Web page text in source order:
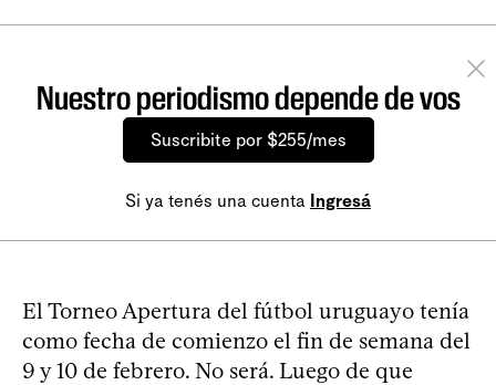
Nuestro periodismo depende de vos
Suscribite por $255/mes
Si ya tenés una cuenta Ingresá
El Torneo Apertura del fútbol uruguayo tenía
como fecha de comienzo el fin de semana del
9 y 10 de febrero. No será. Luego de que